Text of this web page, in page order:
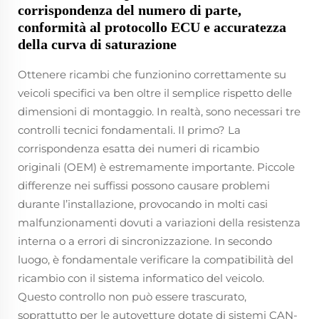
corrispondenza del numero di parte,
conformità al protocollo ECU e accuratezza
della curva di saturazione
Ottenere ricambi che funzionino correttamente su
veicoli specifici va ben oltre il semplice rispetto delle
dimensioni di montaggio. In realtà, sono necessari tre
controlli tecnici fondamentali. Il primo? La
corrispondenza esatta dei numeri di ricambio
originali (OEM) è estremamente importante. Piccole
differenze nei suffissi possono causare problemi
durante l’installazione, provocando in molti casi
malfunzionamenti dovuti a variazioni della resistenza
interna o a errori di sincronizzazione. In secondo
luogo, è fondamentale verificare la compatibilità del
ricambio con il sistema informatico del veicolo.
Questo controllo non può essere trascurato,
soprattutto per le autovetture dotate di sistemi CAN-